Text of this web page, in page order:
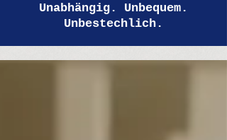
Unabhängig. Unbequem.
Unbestechlich.